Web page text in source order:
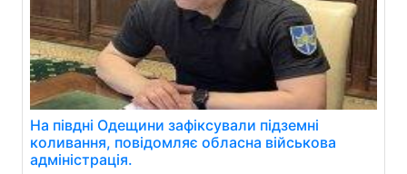
На півдні Одещини зафіксували підземні
коливання, повідомляє обласна військова
адміністрація.